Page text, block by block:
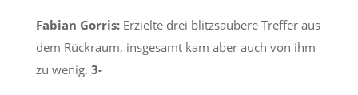
Fabian Gorris:Erzielte drei blitzsaubere Treffer aus
dem Rückraum, insgesamt kam aber auch von ihm
zu wenig. 3-